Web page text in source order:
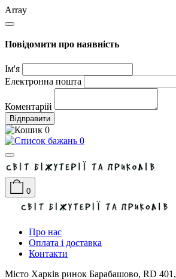
Array
Повідомити про наявність
Ім'я
Електронна пошта
Коментарій
Відправити
0
0
0
Про нас
Оплата і доставка
Контакти
Місто Харків ринок Барабашово, RD